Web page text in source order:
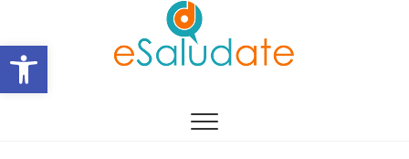
Abrir barra de herramientas
contenido